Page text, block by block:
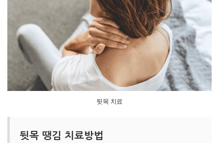
뒷목 치료
뒷목 땡김 치료방법